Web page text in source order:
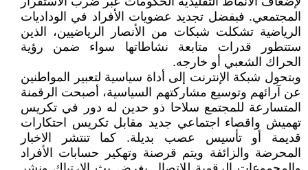
المجتمعي. فبفضل تجديد عضويات الأفراد في الوداديات
الرياضية تشكلت شبكات من الأنصار الرياضيين، الذين
ستتطور قدرات متابعة نشاطاتها سواء ضمن رؤية
الحراك الشعبي أو خارجه.
وبتحول شبكة الإنترنت إلى أداة سياسية لتعبير المواطنين
عن آرائهم وتوسيع مشاركتهم السياسية، أصبحت الرقمنة
المتسارعة للمجتمع سلاحا ذو حدين له دور في تكريس
تهميش واقصاء اجتماعي جديد مقابل تكريس احتكارات
قديمة أو تأسيس عصب بديلة. كما تنتشر الاخبار
المحرضة والزائفة ويتم قرصنة وتهكير حسابات الأفراد